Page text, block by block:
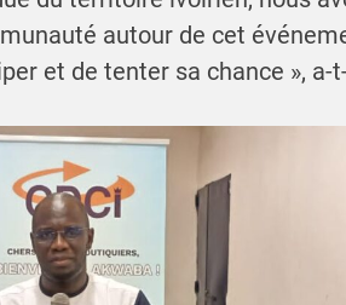
autour de cet
et de tenter sa chance », a-